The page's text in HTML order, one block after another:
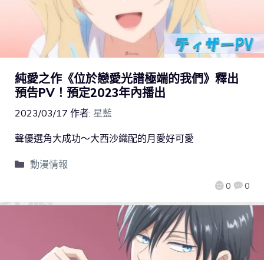
純愛之作《位於戀愛光譜極端的我們》釋出
預告PV！預定2023年內播出
2023/03/17 作者: 星藍
0 0
聲優選角大成功～大西沙織配的月愛好可愛
動漫情報